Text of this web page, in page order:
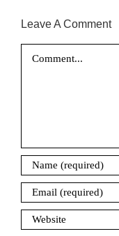
Leave A Comment